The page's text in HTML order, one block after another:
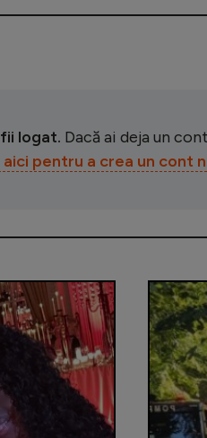
logat. Dacă ai deja un
aici pentru a crea un cont